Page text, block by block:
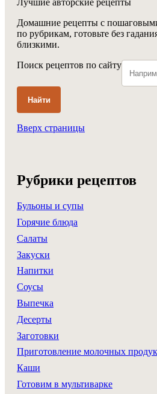
Лучшие авторские рецепты
Домашние рецепты с
по рубрикам, готовьте без
близкими.
Поиск рецептов по сайту
Найти
Вверх страницы
Рубрики рецептов
Бульоны и супы
Горячие блюда
Салаты
Закуски
Напитки
Соусы
Выпечка
Десерты
Заготовки
Приготовление молочных
Каши
Готовим в мультиварке